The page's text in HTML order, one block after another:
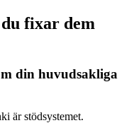
fixar dem
din huvudsakliga
är stödsystemet.